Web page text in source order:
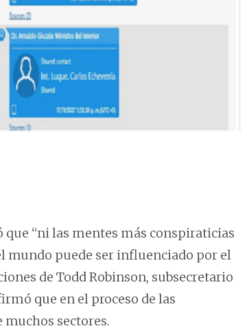
“ni las mentes más conspiraticias
mundo puede ser influenciado por el
de Todd Robinson, subsecretario
que en el proceso de las
sectores.